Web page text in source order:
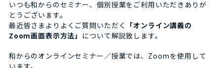
いつも和からのセミナー、個別授業をご利用いただきありが
とうございます。
最近皆さまよりよくご質問いただく
「オンライン講義の
Zoom画面表示方法」 について解説致します。
和からのオンラインセミナー／授業では、Zoomを使用して